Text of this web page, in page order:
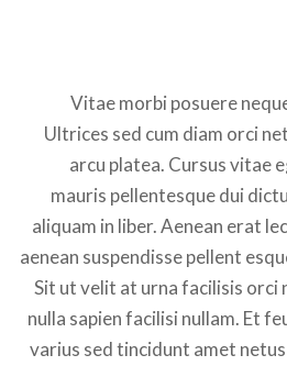
Vitae morbi posuere
Ultrices sed cum diam orci
arcu platea. Cursus vitae
mauris pellentesque dui
aliquam in liber. Aenean erat
aenean suspendisse pellent
Sit ut velit at urna facilisis orci
nulla sapien facilisi nullam. Et
varius sed tincidunt amet